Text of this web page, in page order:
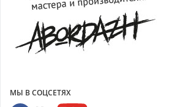
МЫ В СОЦСЕТЯХ